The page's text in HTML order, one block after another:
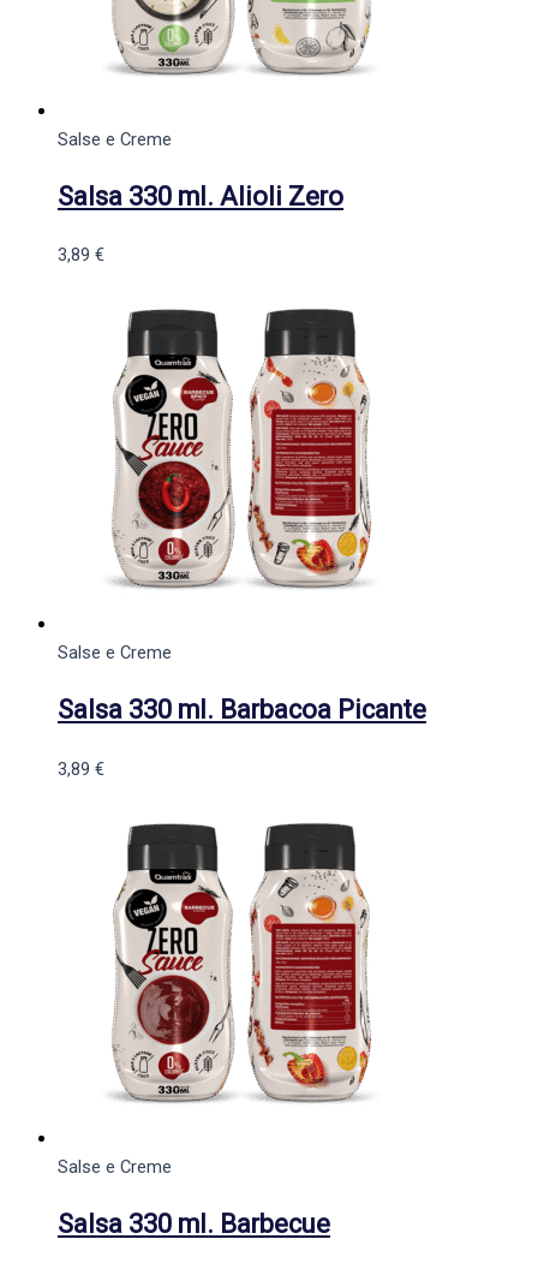
Salse e Creme
Salsa 330 ml. Alioli Zero
3,89 €
Salse e Creme
Salsa 330 ml. Barbacoa Picante
3,89 €
Salse e Creme
Salsa 330 ml. Barbecue